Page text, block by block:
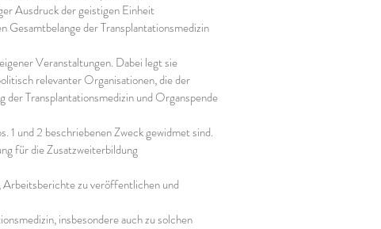
Ausdruck der geistigen Einheit
der Transplantationsmedizin
Veranstaltungen. Dabei legt sie
relevanter Organisationen, die der
Transplantationsmedizin und Organspende
und 2 beschriebenen Zweck gewidmet sind.
für die Zusatzweiterbildung
zu veröffentlichen und
insbesondere auch zu solchen